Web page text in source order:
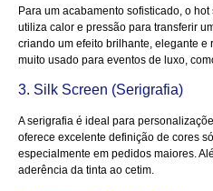
Para um acabamento sofisticado, o
utiliza calor e pressão para transferir
criando um efeito brilhante, elegante e
muito usado para eventos de luxo,
3. Silk Screen (Serigrafia)
A serigrafia é ideal para
oferece excelente definição de cores
especialmente em pedidos maiores.
aderência da tinta ao cetim.